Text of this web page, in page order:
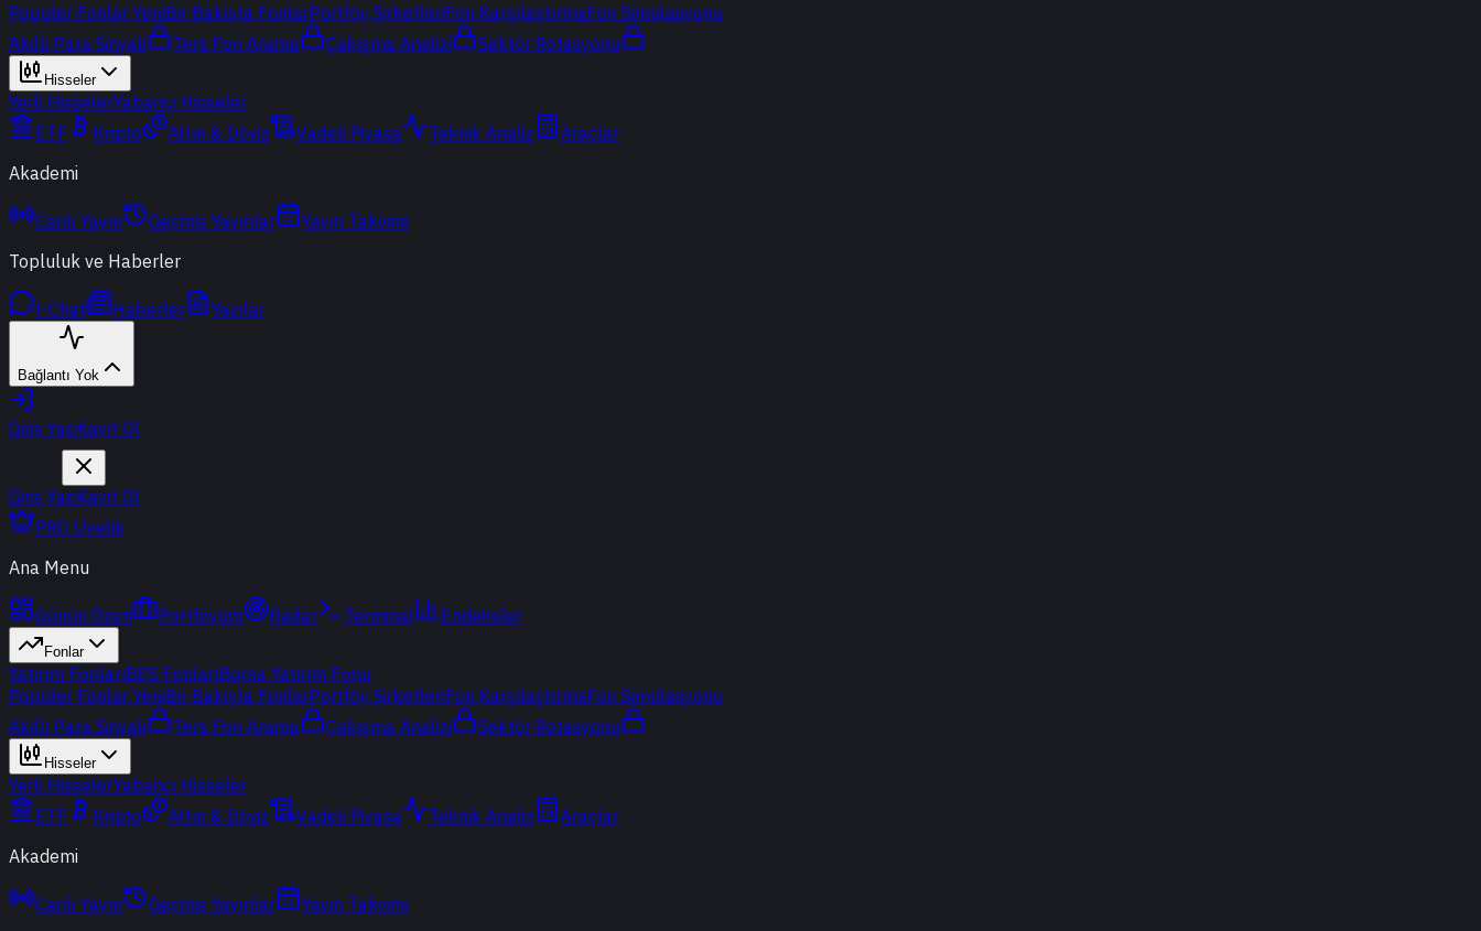
Popüler Fonlar YeniBir Bakışta FonlarPortföy ŞirketleriFon KarşılaştırmaFon Simülasyonu
Akıllı Para Sinyali
Ters Fon Arama Çakışma Analizi Sektör Rotasyonu
Hisseler
Yerli HisselerYabancı Hisseler
ETF
Kripto Altın & Döviz Vadeli Piyasa Teknik Analiz
Araçlar
Akademi
Canlı Yayın Geçmiş Yayınlar
Yayın Takvimi
Topluluk ve Haberler
t-Chat Haberler Yazılar
Bağlantı Yok
Giriş YapKayıt Ol
Giriş YapKayıt Ol
PRO Üyelik
Ana Menu
Günün Özeti Portföyüm Radar Terminal Endeksler
Fonlar
Yatırım FonlarıBES FonlarıBorsa Yatırım Fonu
Popüler Fonlar YeniBir Bakışta FonlarPortföy ŞirketleriFon KarşılaştırmaFon Simülasyonu
Akıllı Para Sinyali
Ters Fon Arama Çakışma Analizi Sektör Rotasyonu
Hisseler
Yerli HisselerYabancı Hisseler
ETF
Kripto Altın & Döviz Vadeli Piyasa Teknik Analiz
Araçlar
Akademi
Canlı Yayın Geçmiş Yayınlar
Yayın Takvimi